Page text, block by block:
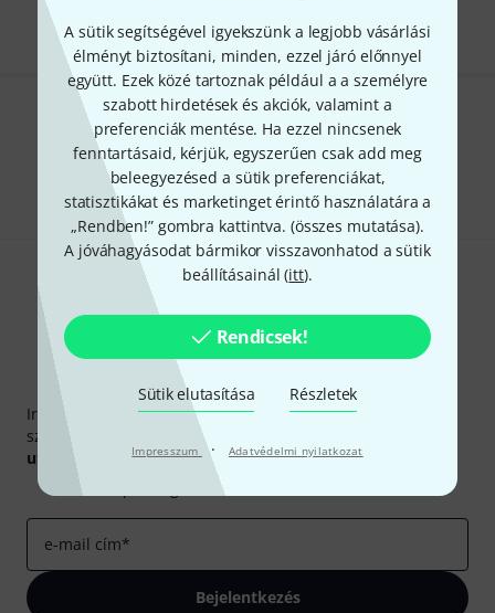
A sütik segítségével igyekszünk a legjobb vásárlási
élményt biztosítani, minden, ezzel járó előnnyel
együtt. Ezek közé tartoznak például a a személyre
szabott hirdetések és akciók, valamint a
preferenciák mentése. Ha ezzel nincsenek
fenntartásaid, kérjük, egyszerűen csak add meg
beleegyezésed a sütik preferenciákat,
statisztikákat és marketinget érintő használatára a
„Rendben!” gombra kattintva. (összes mutatása).
A jóváhagyásodat bármikor visszavonhatod a sütik
beállításainál (itt).
Rendicsek!
Sütik elutasítása Részletek
Impresszum · Adatvédelmi nyilatkozat
Tetszik, amit látsz?
Megosztás Súgó & Visszajelzések
Thomann hírlevél
Iratkozz fel a Thomann angol nyelvű hírlevelére, és kis
szerencsével megnyerheted a
utalvány
egyikét.
Inspiráló gondolatok
e-mail cím*
Bejelentkezés